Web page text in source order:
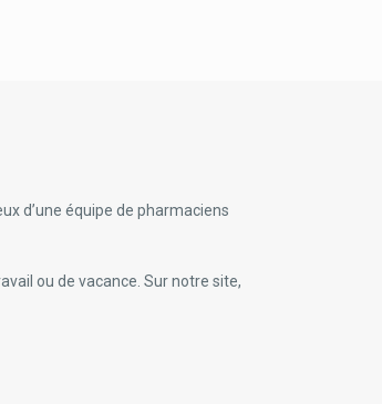
d’une équipe de pharmaciens
ou de vacance. Sur notre site,